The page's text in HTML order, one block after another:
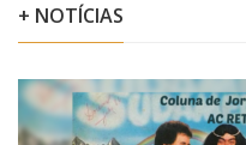
+ NOTÍCIAS